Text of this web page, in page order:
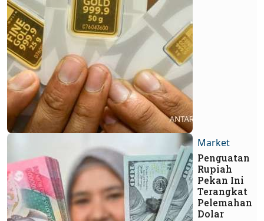
Market
Penguatan
Rupiah
Pekan Ini
Terangkat
Pelemahan
Dolar